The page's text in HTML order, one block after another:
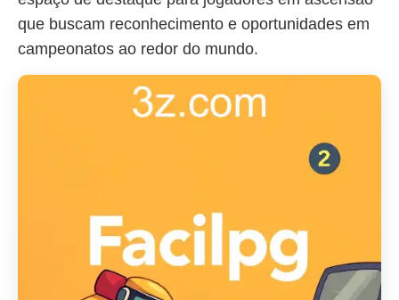
que buscam reconhecimento e oportunidades em
campeonatos ao redor do mundo.